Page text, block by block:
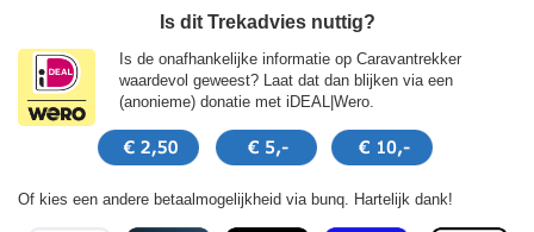
Is dit Trekadvies nuttig?
Is de onafhankelijke informatie op Caravantrekker
waardevol geweest? Laat dat dan blijken via een
(anonieme) donatie met iDEAL|Wero.
Of kies een andere betaalmogelijkheid via bunq. Hartelijk dank!